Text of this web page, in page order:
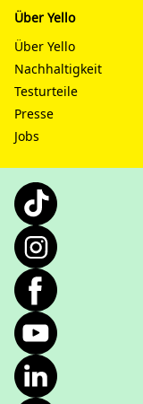
Über Yello
Über Yello
Nachhaltigkeit
Testurteile
Presse
Jobs